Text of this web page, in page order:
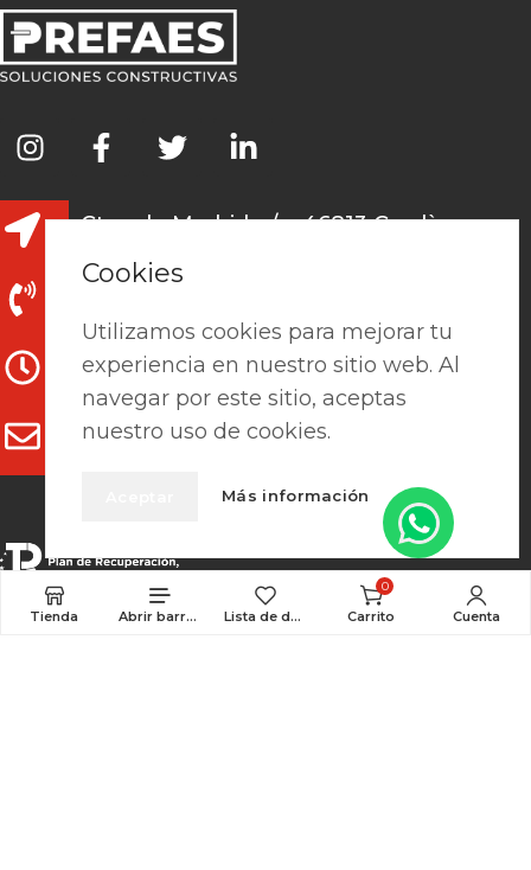
Ctra. de Madrid, s/n, 46813 Cerdà,
L-V: 7:15h - 13:30h / 15h-18h
clientes@prefaes.com
Tienda Abrir barra lateral Lista de deseos
0
Carrito Cuenta
Cookies
Utilizamos cookies para mejorar tu
experiencia en nuestro sitio web. Al
navegar por este sitio, aceptas
nuestro uso de cookies.
Más información